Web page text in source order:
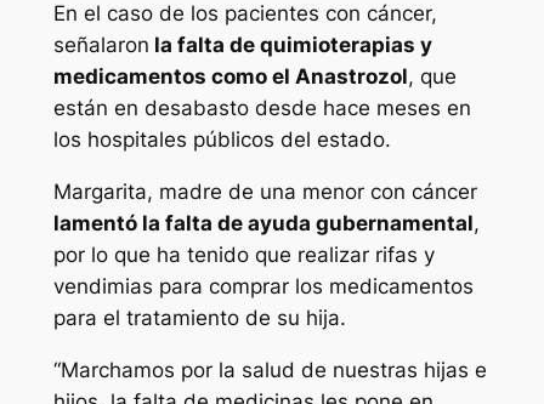
En el caso de los pacientes con cáncer,
señalaron la falta de quimioterapias y
medicamentos como el Anastrozol, que
están en desabasto desde hace meses en
los hospitales públicos del estado.
Margarita, madre de una menor con cáncer
lamentó la falta de ayuda gubernamental,
por lo que ha tenido que realizar rifas y
vendimias para comprar los medicamentos
para el tratamiento de su hija.
“Marchamos por la salud de nuestras hijas e